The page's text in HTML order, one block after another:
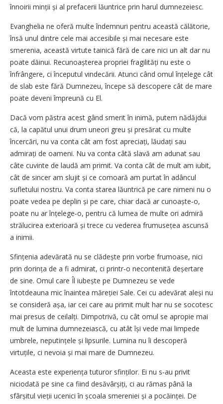
înnoirii minții și al prefacerii lăuntrice prin harul dumnezeiesc.
Evanghelia ne oferă multe îndemnuri pentru această călătorie,
însă unul dintre cele mai accesibile și mai necesare este
smerenia, această virtute tainică fără de care nici un alt dar nu
poate dăinui. Recunoașterea propriei fragilități nu este o
înfrângere, ci începutul vindecării. Atunci când omul înțelege cât
de slab este fără Dumnezeu, începe să descopere cât de mare
poate deveni împreună cu El.
Dacă vom păstra acest gând smerit în inimă, putem nădăjdui
că, la capătul unui drum uneori greu și presărat cu multe
încercări, nu va conta cât am fost apreciați, lăudați sau
admirați de oameni. Nu va conta câtă slavă am adunat sau
câte cuvinte de laudă am primit. Va conta cât de mult am iubit,
cât de sincer am slujit și ce comoară am purtat în adâncul
sufletului nostru. Va conta starea lăuntrică pe care nimeni nu o
poate vedea pe deplin și pe care, chiar dacă ar cunoaște‑o,
poate nu ar înțelege‑o, pentru că lumea de multe ori admiră
strălucirea exterioară și trece cu vederea frumusețea ascunsă
a inimii.
Sfințenia adevărată nu se clădește prin vorbe frumoase, nici
prin dorința de a fi admirat, ci printr‑o necontenită deșertare
de sine. Omul care Îl iubește pe Dumnezeu se vede
întotdeauna mic înaintea măreției Sale. Cei cu adevărat aleși nu
se consideră așa, iar cei care au primit mult har nu se socotesc
mai presus de ceilalți. Dimpotrivă, cu cât omul se apropie mai
mult de lumina dumnezeiască, cu atât își vede mai limpede
umbrele, neputințele și lipsurile. Lumina nu îi descoperă
virtuțile, ci nevoia și mai mare de Dumnezeu.
Aceasta este experiența tuturor sfinților. Ei nu s‑au privit
niciodată pe sine ca fiind desăvârșiți, ci au rămas până la
sfârșitul vieții ucenici în școala smereniei și a pocăinței. De